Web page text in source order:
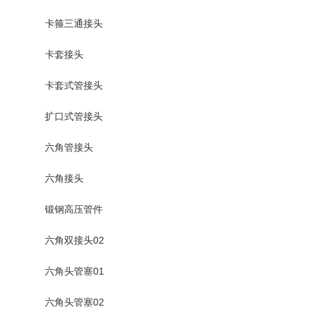
卡箍三通接头
卡套接头
卡套式管接头
扩口式管接头
六角管接头
六角接头
锻钢高压管件
六角双接头02
六角头管塞01
六角头管塞02